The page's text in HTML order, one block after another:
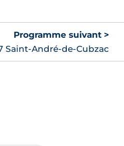
Programme suivant >
Saint-André-de-Cubzac